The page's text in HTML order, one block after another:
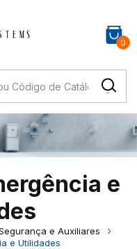
0
e
e Auxiliares
e Utilidades